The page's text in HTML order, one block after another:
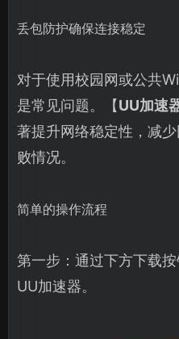
丢包防护确保连接稳定
对于使用校园网或公共
是常见问题。【UU加速
著提升网络稳定性，减
败情况。
简单的操作流程
第一步：通过下方下载
UU加速器。